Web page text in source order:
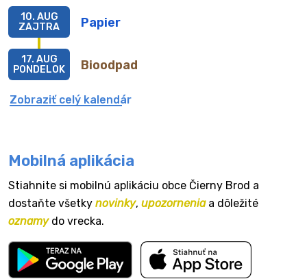
Papier
10. AUG
ZAJTRA
Bioodpad
17. AUG
PONDELOK
Zobraziť celý kalendár
Mobilná aplikácia
Stiahnite si mobilnú aplikáciu obce Čierny Brod a
dostaňte všetky novinky, upozorneniaa dôležité
oznamydo vrecka.